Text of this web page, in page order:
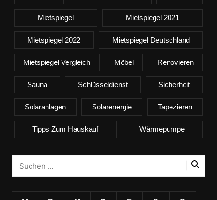
Mietspiegel Mietspiegel 2021
Mietspiegel 2022 Mietspiegel Deutschland
Mietspiegel Vergleich Möbel Renovieren
Sauna Schlüsseldienst Sicherheit
Solaranlagen Solarenergie Tapezieren
Tipps Zum Hauskauf Wärmepumpe